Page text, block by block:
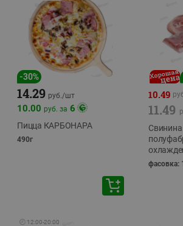
-30%
14.29 руб./шт
10.00 руб. за 6
Пицца КАРБОНАРА
490г
10.49
11.49
Свинина
фасовка:
🕘 12:00-20:00